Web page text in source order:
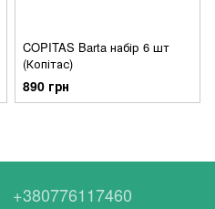
COPITAS Barta набір 6 шт
(Копітас)
890 грн
+380776117460